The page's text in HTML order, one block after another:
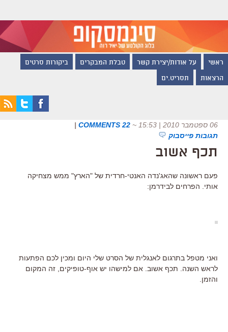
ראשי על אודות/יצירת קשר טבלת המבקרים ביקורות סרטים
הרצאות תסריט.ים
06 ספטמבר 2010 | 15:53 ~
22 COMMENTS
|
תגובות פייסבוק
תכף אשוב
פעם ראשונה שהאג'נדה האנטי-חרדית של "הארץ" ממש מצחיקה
אותי. הפרחים לבידרמן:
ואני מטפל בתרגום לאנגלית של הסרט שלי היום ומכין לכם הפתעות
לראש השנה. תכף אשוב. אם למישהו יש אוף-טופיקים, זה המקום
והזמן.